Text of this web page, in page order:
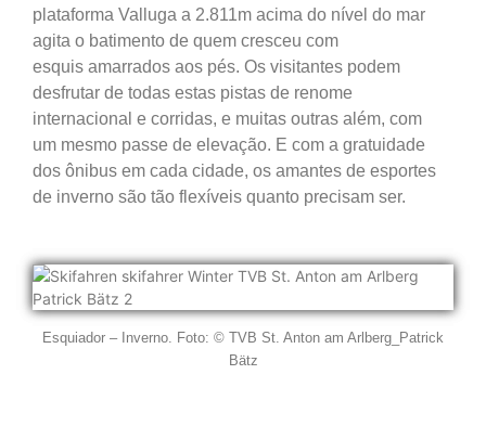
plataforma Valluga a 2.811m acima do nível do mar
agita o batimento de quem cresceu com
esquis amarrados aos pés. Os visitantes podem
desfrutar de todas estas pistas de renome
internacional e corridas, e muitas outras além, com
um mesmo passe de elevação. E com a gratuidade
dos ônibus em cada cidade, os amantes de esportes
de inverno são tão flexíveis quanto precisam ser.
Esquiador – Inverno. Foto: © TVB St. Anton am Arlberg_Patrick
Bätz